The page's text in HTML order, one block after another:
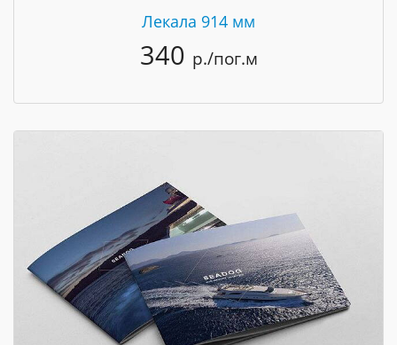
Лекала 914 мм
340 р./пог.м